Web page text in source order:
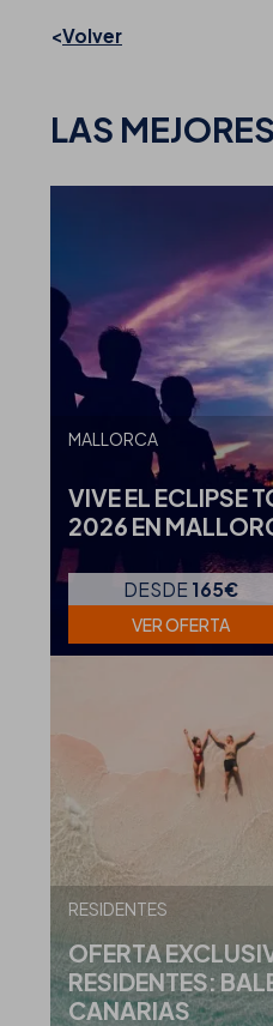
Volver
LAS MEJORES
MALLORCA
VIVE EL ECLIPSE
2026 EN
DESDE 165€
VER OFERTA
RESIDENTES
OFERTA
RESIDENTES:
CANARIAS